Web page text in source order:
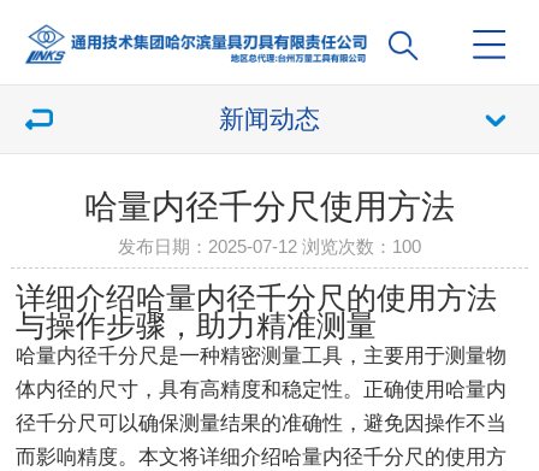
新闻动态
哈量内径千分尺使用方法
发布日期：2025-07-12 浏览次数： 100
详细介绍哈量内径千分尺的使用方法
与操作步骤，助力精准测量
哈量内径千分尺是一种精密测量工具，主要用于测量物
体内径的尺寸，具有高精度和稳定性。正确使用哈量内
径千分尺可以确保测量结果的准确性，避免因操作不当
而影响精度。本文将详细介绍哈量内径千分尺的使用方